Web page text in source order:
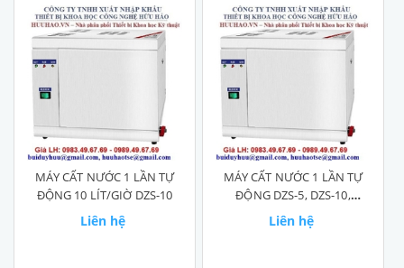
MÁY CẤT NƯỚC 1 LẦN TỰ
ĐỘNG 10 LÍT/GIỜ DZS-10
Liên hệ
MÁY CẤT NƯỚC 1 LẦN TỰ
ĐỘNG DZS-5, DZS-10,
DZS-10
Liên hệ